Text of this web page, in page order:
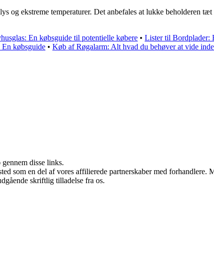
ekstreme temperaturer. Det anbefales at lukke beholderen
En købsguide til potentielle købere • Lister til Bordplader:
købsguide • Køb af Røgalarm: Alt hvad du behøver at vide
disse links.
som en del af vores affilierede partnerskaber med forhandlere.
skriftlig tilladelse fra os.